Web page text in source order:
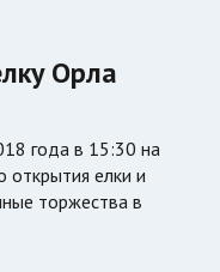
Орла
года в 15:30 на
открытия елки и
торжества в